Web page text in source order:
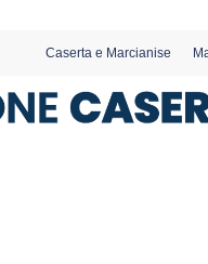
Caserta e Marcianise